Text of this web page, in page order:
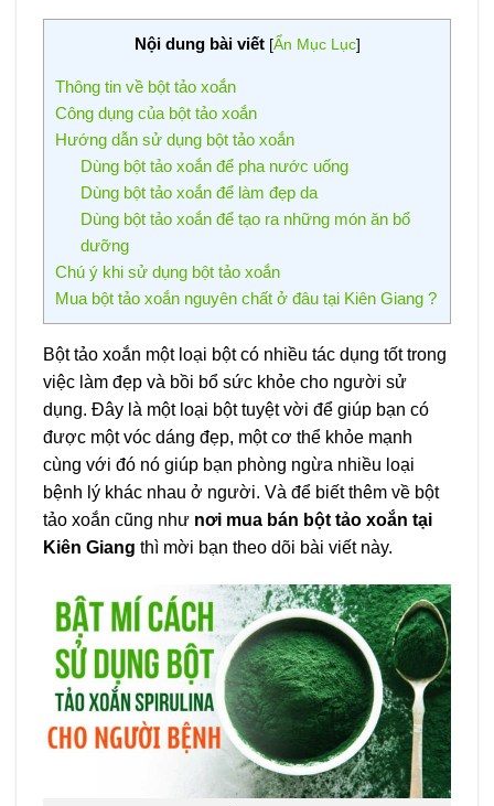
Nội dung bài viết [Ẩn Mục Lục]
Thông tin về bột tảo xoắn
Công dụng của bột tảo xoắn
Hướng dẫn sử dụng bột tảo xoắn
Dùng bột tảo xoắn để pha nước uống
Dùng bột tảo xoắn để làm đẹp da
Dùng bột tảo xoắn để tạo ra những món ăn bổ
dưỡng
Chú ý khi sử dụng bột tảo xoắn
Mua bột tảo xoắn nguyên chất ở đâu tại Kiên Giang ?
Bột tảo xoắn một loại bột có nhiều tác dụng tốt trong
việc làm đẹp và bồi bổ sức khỏe cho người sử
dụng. Đây là một loại bột tuyệt vời để giúp bạn có
được một vóc dáng đẹp, một cơ thể khỏe mạnh
cùng với đó nó giúp bạn phòng ngừa nhiều loại
bệnh lý khác nhau ở người. Và để biết thêm về bột
tảo xoắn cũng như nơi mua bán bột tảo xoắn tại
Kiên Giang thì mời bạn theo dõi bài viết này.